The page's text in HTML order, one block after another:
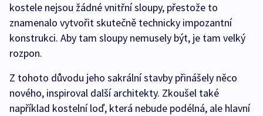
kostele nejsou žádné vnitřní sloupy, přestože to
znamenalo vytvořit skutečně technicky impozantní
konstrukci. Aby tam sloupy nemusely být, je tam velký
rozpon.
Z tohoto důvodu jeho sakrální stavby přinášely něco
nového, inspiroval další architekty. Zkoušel také
například kostelní loď, která nebude podélná, ale hlavní